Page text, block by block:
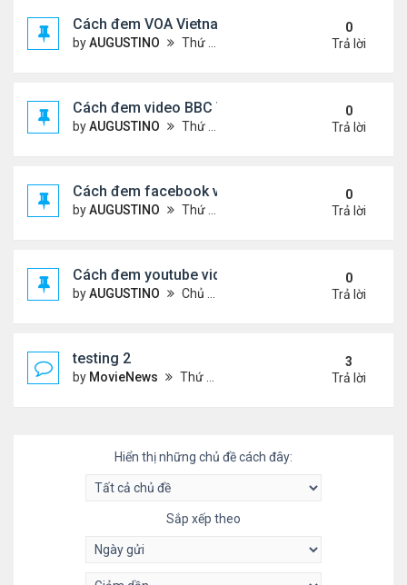
Cách đem VOA Vietnamese vào diễn đàn
byAUGUSTINO Thứ 5 Tháng 10 15, 2020 11:08 am
0
Trả lời
Cách đem video BBC Việt vào diễn đàn
byAUGUSTINO Thứ 5 Tháng 10 15, 2020 10:34 am
0
Trả lời
Cách đem facebook video vào diễn đàn
byAUGUSTINO Thứ 4 Tháng 10 14, 2020 10:42 pm
0
Trả lời
Cách đem youtube video vào diễn đàn
byAUGUSTINO Chủ nhật Tháng 10 11, 2020 8:50 pm
0
Trả lời
testing 2
by MovieNews Thứ 4 Tháng 10 14, 2020 10:16 pm
3
Trả lời
Hiển thị những chủ đề cách đây:
Sắp xếp theo